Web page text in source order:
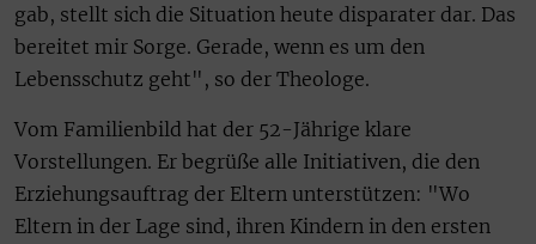
gab, stellt sich die Situation heute disparater dar. Das
bereitet mir Sorge. Gerade, wenn es um den
Lebensschutz geht", so der Theologe.
Vom Familienbild hat der 52-Jährige klare
Vorstellungen. Er begrüße alle Initiativen, die den
Erziehungsauftrag der Eltern unterstützen: "Wo
Eltern in der Lage sind, ihren Kindern in den ersten